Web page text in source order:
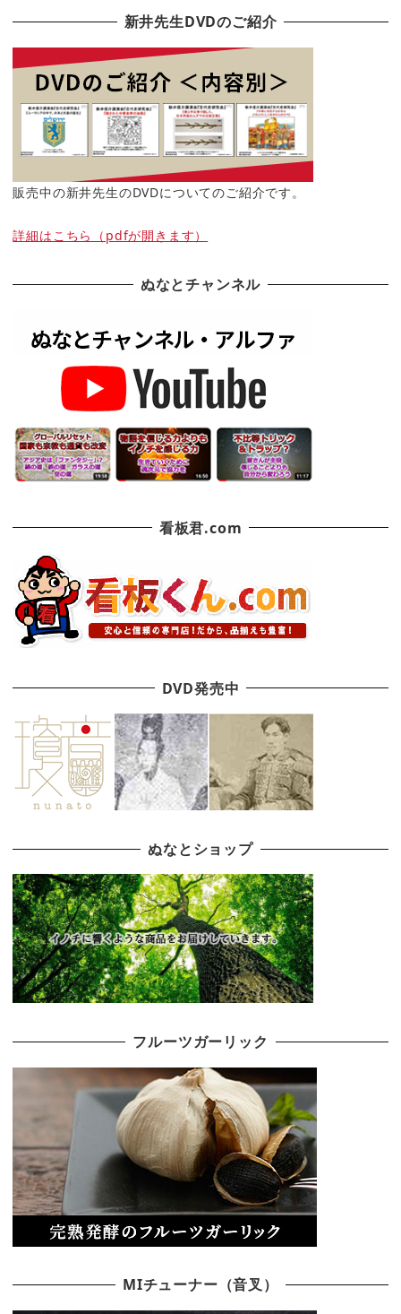
新井先生DVDのご紹介
販売中の新井先生のDVDについてのご紹介です。
詳細はこちら（pdfが開きます）
ぬなとチャンネル
看板君.com
DVD発売中
ぬなとショップ
フルーツガーリック
MIチューナー（音叉）